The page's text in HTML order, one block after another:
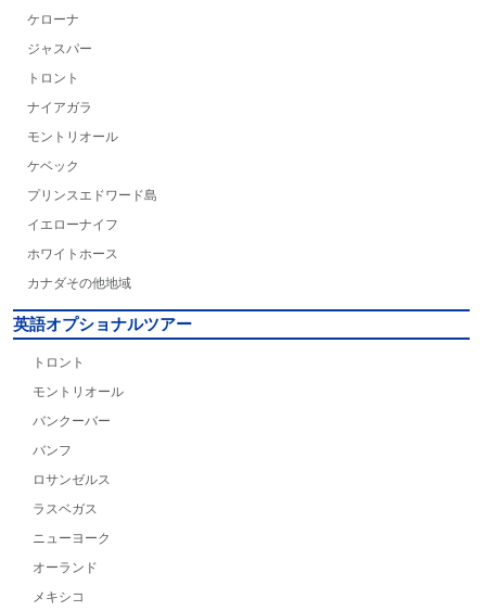
ケローナ
ジャスパー
トロント
ナイアガラ
モントリオール
ケベック
プリンスエドワード島
イエローナイフ
ホワイトホース
カナダその他地域
英語オプショナルツアー
トロント
モントリオール
バンクーバー
バンフ
ロサンゼルス
ラスベガス
ニューヨーク
オーランド
メキシコ